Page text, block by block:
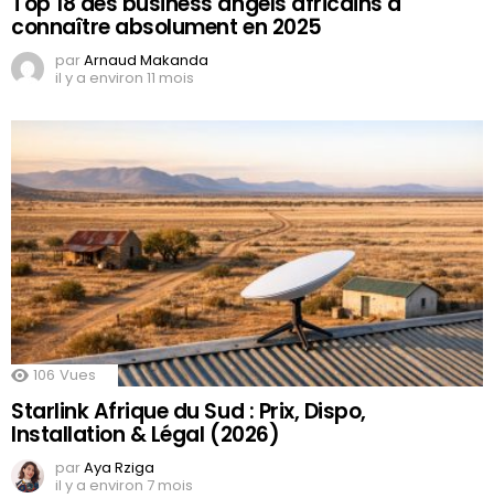
connaître absolument en 2025
parArnaud Makanda
il y a environ 11 mois
106 Vues
Starlink Afrique du Sud : Prix, Dispo,
Installation & Légal (2026)
parAya Rziga
il y a environ 7 mois